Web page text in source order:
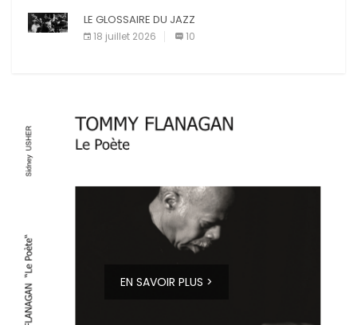
LE GLOSSAIRE DU JAZZ
18 juillet 2026 10
EN SAVOIR PLUS >